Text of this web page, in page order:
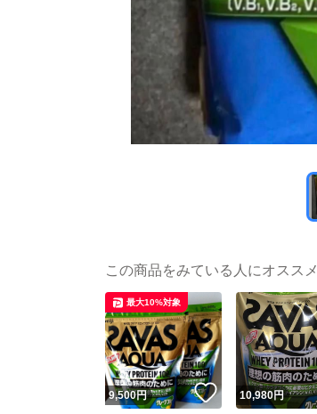
この商品をみている人にオススメ
9,500円 いいね！
最大10%対象
10,980円